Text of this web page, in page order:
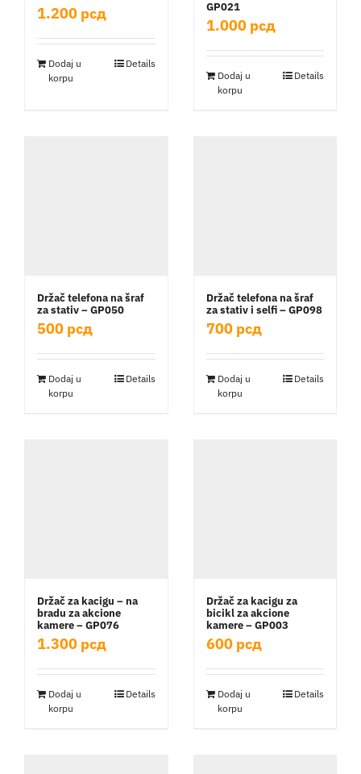
1.200 рсд
Dodaj u
korpu
Details
GP021
1.000 рсд
Dodaj u
korpu
Details
Držač telefona na šraf
za stativ – GP050
500 рсд
Dodaj u
korpu
Details
Držač telefona na šraf
za stativ i selfi – GP098
700 рсд
Dodaj u
korpu
Details
Držač za kacigu – na
bradu za akcione
kamere – GP076
1.300 рсд
Dodaj u
korpu
Details
Držač za kacigu za
bicikl za akcione
kamere – GP003
600 рсд
Dodaj u
korpu
Details